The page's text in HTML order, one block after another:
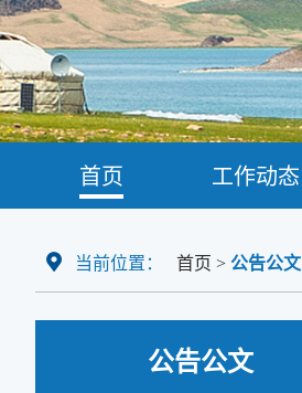
首页 工作动态
当前位置： 首页 > 公告公文
公告公文